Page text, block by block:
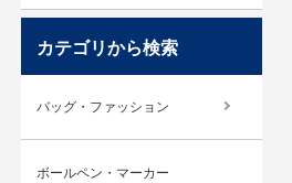
カテゴリから検索
バッグ・ファッション
ボールペン・マーカー